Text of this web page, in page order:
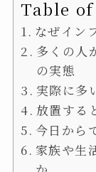
Table
なぜイン
多くの人
の実態
実際に多
放置する
今日から
家族や生